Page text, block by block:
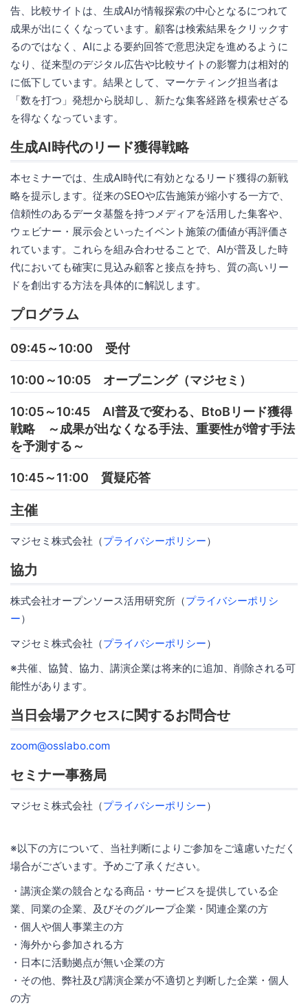
告、比較サイトは、生成AIが情報探索の中心となるにつれて
成果が出にくくなっています。顧客は検索結果をクリックす
るのではなく、AIによる要約回答で意思決定を進めるように
なり、従来型のデジタル広告や比較サイトの影響力は相対的
に低下しています。結果として、マーケティング担当者は
「数を打つ」発想から脱却し、新たな集客経路を模索せざる
を得なくなっています。
生成AI時代のリード獲得戦略
本セミナーでは、生成AI時代に有効となるリード獲得の新戦
略を提示します。従来のSEOや広告施策が縮小する一方で、
信頼性のあるデータ基盤を持つメディアを活用した集客や、
ウェビナー・展示会といったイベント施策の価値が再評価さ
れています。これらを組み合わせることで、AIが普及した時
代においても確実に見込み顧客と接点を持ち、質の高いリー
ドを創出する方法を具体的に解説します。
プログラム
09:45～10:00 受付
10:00～10:05 オープニング（マジセミ）
10:05～10:45 AI普及で変わる、BtoBリード獲得
戦略 ～成果が出なくなる手法、重要性が増す手法
を予測する～
10:45～11:00 質疑応答
主催
マジセミ株式会社（プライバシーポリシー）
協力
株式会社オープンソース活用研究所（プライバシーポリシ
ー）
マジセミ株式会社（プライバシーポリシー）
※共催、協賛、協力、講演企業は将来的に追加、削除される可
能性があります。
当日会場アクセスに関するお問合せ
zoom@osslabo.com
セミナー事務局
マジセミ株式会社（プライバシーポリシー）
※以下の方について、当社判断によりご参加をご遠慮いただく
場合がございます。予めご了承ください。
・講演企業の競合となる商品・サービスを提供している企
業、同業の企業、及びそのグループ企業・関連企業の方
・個人や個人事業主の方
・海外から参加される方
・日本に活動拠点が無い企業の方
・その他、弊社及び講演企業が不適切と判断した企業・個人
の方